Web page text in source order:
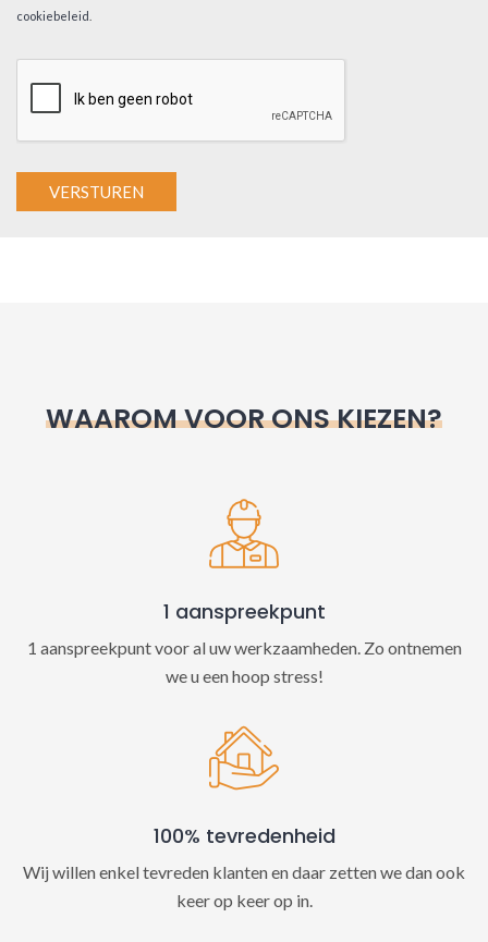
cookiebeleid
WAAROM VOOR ONS KIEZEN?
1 aanspreekpunt
1 aanspreekpunt voor al uw werkzaamheden. Zo ontnemen
we u een hoop stress!
100% tevredenheid
Wij willen enkel tevreden klanten en daar zetten we dan ook
keer op keer op in.